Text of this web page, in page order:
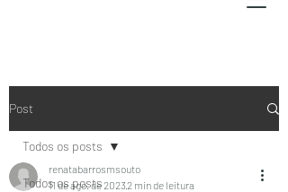
Post
Todos os posts
Todos os posts
renatabarrosmsouto
11 de ago. de 20232 min de leitura